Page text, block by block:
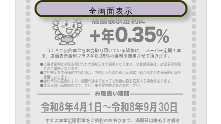
農畜産物・部会
部会のご案内
こだわり農畜産物
営農事業店舗
全画面表示